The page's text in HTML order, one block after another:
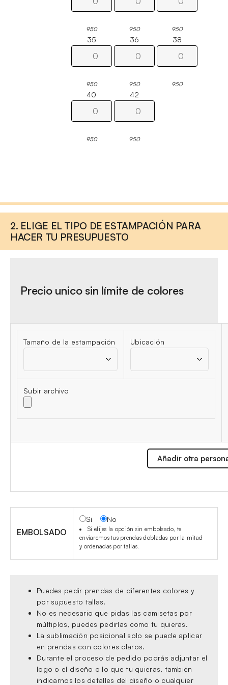
950 950 950
35
950
36
950
38
950
40
950
42
950
2. ELIGE EL TIPO DE ESTAMPACIÓN PARA
HACER TU PRESUPUESTO
Precio unico sin límite de colores
Tamaño de la estampación Ubicación
Subir archivo
Añadir otra
EMBOLSADO
Si No
Si elijes la opción sin embolsado, te
enviaremos tus prendas dobladas por la mitad
y ordenadas por tallas.
Puedes pedir prendas de diferentes colores y
por supuesto tallas.
No es necesario que pidas las camisetas por
múltiplos, puedes pedirlas como tu quieras.
La sublimación posicional solo se puede aplicar
en prendas con colores claros.
Durante el proceso de pedido podrás adjuntar el
logo o el diseño o lo que tu quieras, también
indicarnos los detalles del diseño o cualquier